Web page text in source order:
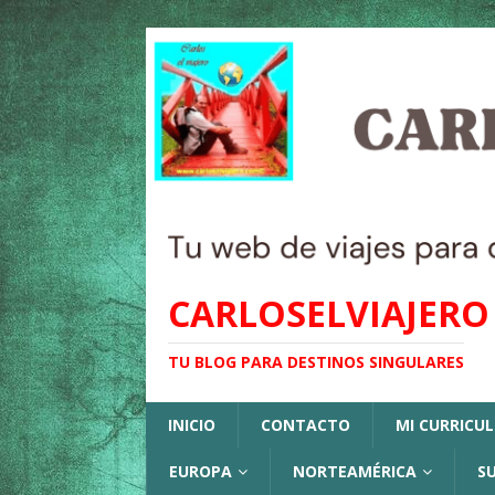
CARLOSELVIAJERO
TU BLOG PARA DESTINOS SINGULARES
INICIO CONTACTO MI
EUROPA NORTEAMÉRICA